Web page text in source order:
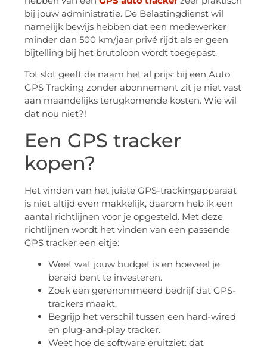
bij jouw administratie. De Belastingdienst wil
namelijk bewijs hebben dat een medewerker
minder dan 500 km/jaar privé rijdt als er geen
bijtelling bij het brutoloon wordt toegepast.
Tot slot geeft de naam het al prijs: bij een Auto
GPS Tracking zonder abonnement zit je niet vast
aan maandelijks terugkomende kosten. Wie wil
dat nou niet?!
Een GPS tracker
kopen?
Het vinden van het juiste GPS-trackingapparaat
is niet altijd even makkelijk, daarom heb ik een
aantal richtlijnen voor je opgesteld. Met deze
richtlijnen wordt het vinden van een passende
GPS tracker een eitje:
Weet wat jouw budget is en hoeveel je
bereid bent te investeren.
Zoek een gerenommeerd bedrijf dat GPS-
trackers maakt.
Begrijp het verschil tussen een hard-wired
en plug-and-play tracker.
Weet hoe de software eruitziet: dat